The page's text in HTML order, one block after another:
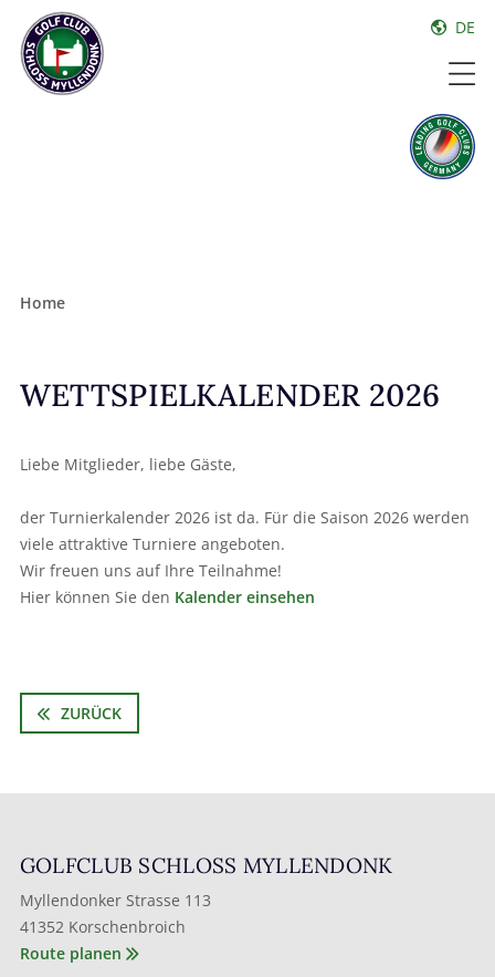
DE
Home
WETTSPIELKALENDER 2026
Liebe Mitglieder, liebe Gäste,
der Turnierkalender 2026 ist da. Für die Saison 2026 werden
viele attraktive Turniere angeboten.
Wir freuen uns auf Ihre Teilnahme!
Hier können Sie den Kalender einsehen
ZURÜCK
GOLFCLUB SCHLOSS MYLLENDONK
Myllendonker Strasse 113
41352 Korschenbroich
Route planen